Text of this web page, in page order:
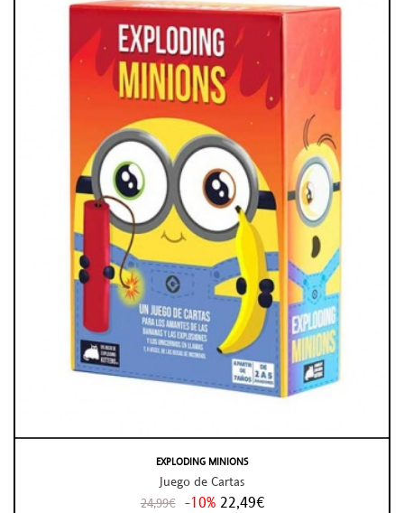
EXPLODING MINIONS
Juego de Cartas
24,99€ -10% 22,49€